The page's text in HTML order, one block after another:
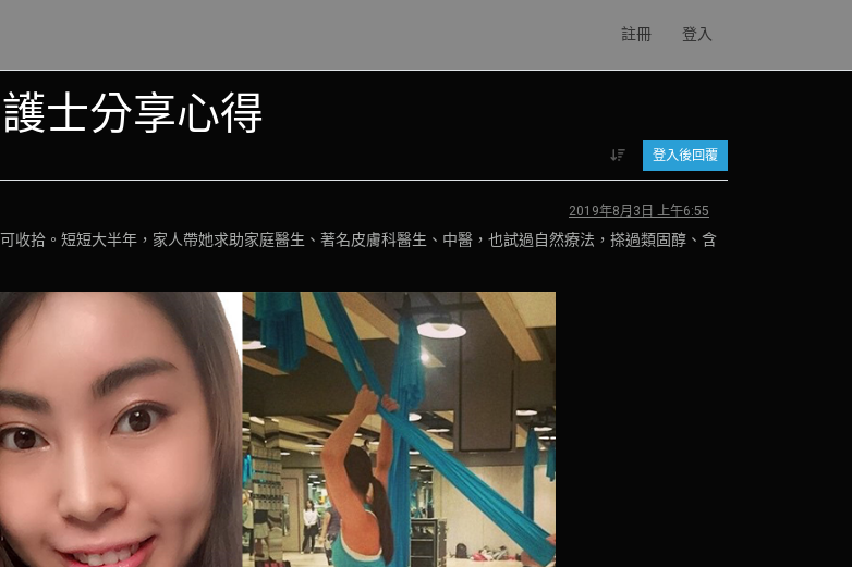
註冊 登入
士分享心得
登入後回覆
2019年8月3日 上午6:55
收拾。短短大半年，家人帶她求助家庭醫生、著名皮膚科醫生、中醫，也試過自然療法，搽過類固醇、含